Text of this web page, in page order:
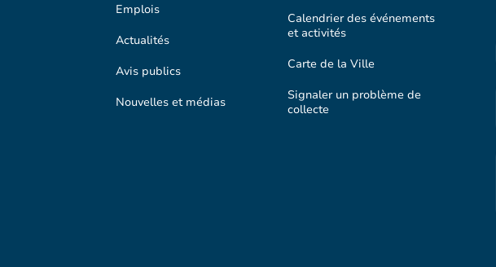
Emplois
Actualités
Avis publics
Nouvelles et médias
Calendrier des événements
et activités
Carte de la Ville
Signaler un problème de
collecte